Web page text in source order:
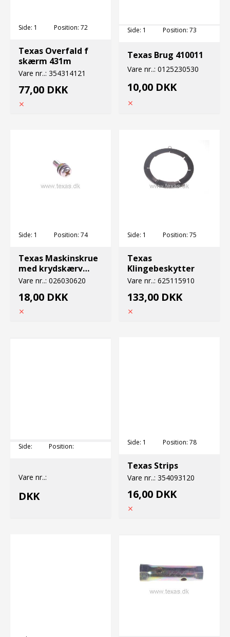
Side: 1 Position: 72
Texas Overfald f
skærm 431m
Vare nr..: 354314121
77,00 DKK
Side: 1 Position: 73
Texas Brug 410011
Vare nr..: 0125230530
10,00 DKK
Side: 1 Position: 74
Texas Maskinskrue
med krydskærv
M6x20
Vare nr..: 026030620
18,00 DKK
Side: 1 Position: 75
Texas
Klingebeskytter
Vare nr..: 625115910
133,00 DKK
Side: Position:
Vare nr..:
DKK
Side: 1 Position: 78
Texas Strips
Vare nr..: 354093120
16,00 DKK